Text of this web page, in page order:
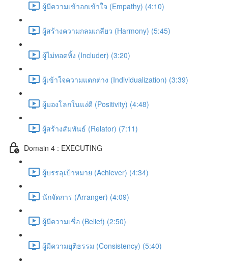
ผู้มีความเข้าอกเข้าใจ (Empathy) (4:10)
ผู้สร้างความกลมเกลียว (Harmony) (5:45)
ผู้ไม่ทอดทิ้ง (Includer) (3:20)
ผู้เข้าใจความแตกต่าง (Individualization) (3:39)
ผู้มองโลกในแง่ดี (Positivity) (4:48)
ผู้สร้างสัมพันธ์ (Relator) (7:11)
Domain 4 : EXECUTING
ผู้บรรลุเป้าหมาย (Achiever) (4:34)
นักจัดการ (Arranger) (4:09)
ผู้มีความเชื่อ (Belief) (2:50)
ผู้มีความยุติธรรม (Consistency) (5:40)